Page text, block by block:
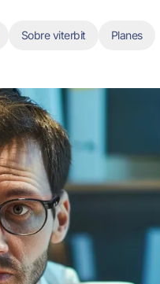
Sobre viterbit Planes